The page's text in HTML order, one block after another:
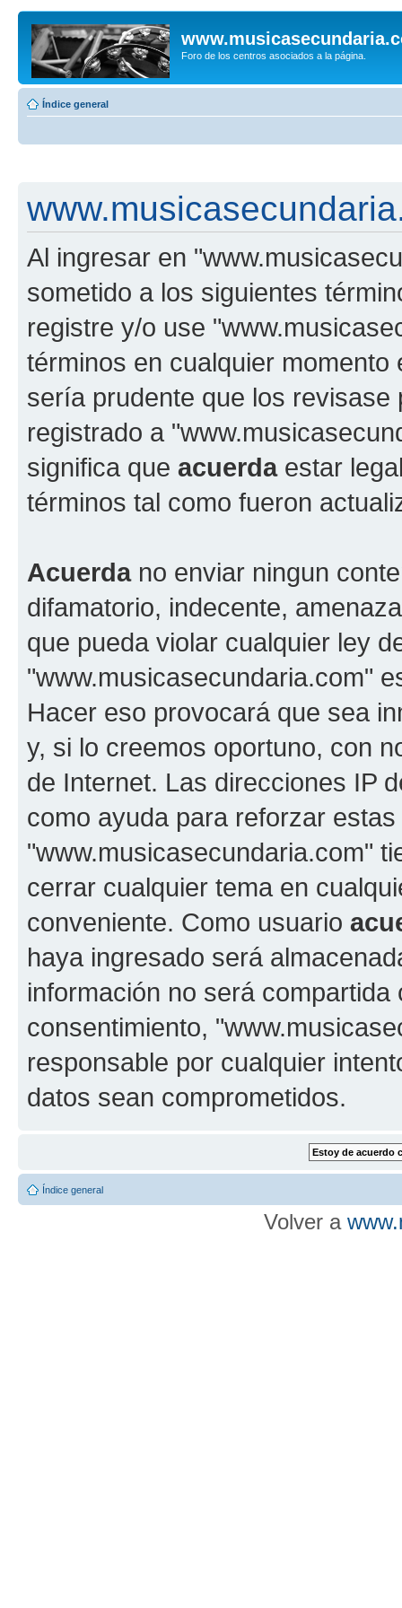
Foro de los centros asociados a la página.
Índice general
Al ingresar en
sometido a los siguientes
registre y/o use
términos en cualquier
sería prudente que los
registrado a
significa que acuerdaestar
términos tal como fueron
Acuerdano enviar ningun
difamatorio, indecente,
que pueda violar cualquier ley
"www.musicasecundaria.com"
Hacer eso provocará que sea
y, si lo creemos oportuno, con
de Internet. Las direcciones IP
como ayuda para reforzar
"www.musicasecundaria.com"
cerrar cualquier tema en
conveniente. Como usuario
haya ingresado será
información no será
consentimiento,
responsable por cualquier
datos sean comprometidos.
Índice general
Volver a